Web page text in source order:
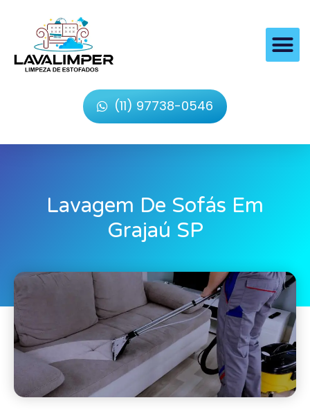
(11) 97738-0546
Lavagem De Sofás Em
Grajaú SP